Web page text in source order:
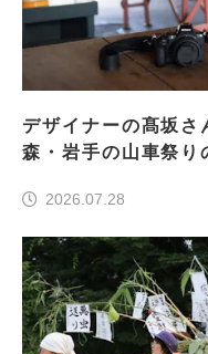
デザイナーの髙坂さ
森・岩手の山車祭
2026.07.28